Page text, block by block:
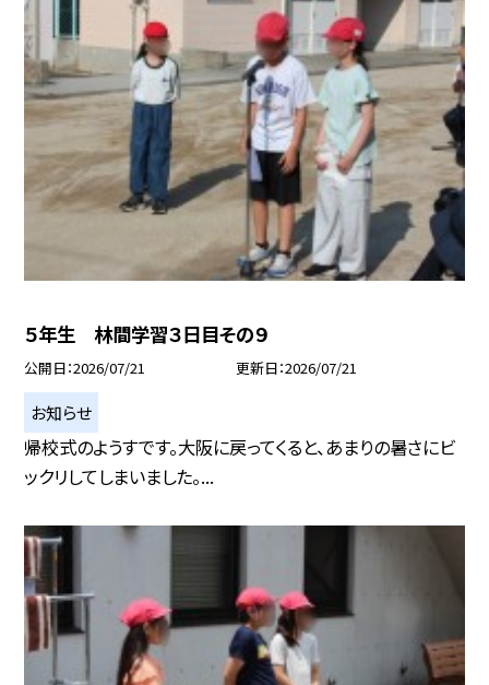
５年生 林間学習３日目その９
公開日 2026/07/21 更新日 2026/07/21
お知らせ
帰校式のようすです。大阪に戻ってくると、あまりの暑さにビ
ックリしてしまいました。...